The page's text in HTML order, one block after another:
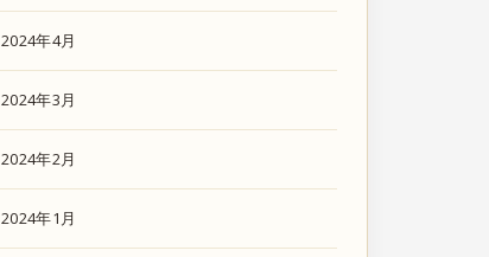
2024年4月
2024年3月
2024年2月
2024年1月